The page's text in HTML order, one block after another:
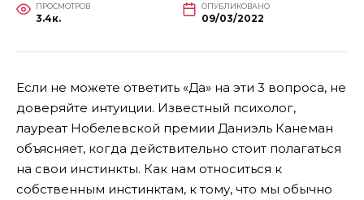
ПРОСМОТРОВ
3.4к.
ОПУБЛИКОВАНО
09/03/2022
Если не можете ответить «Да» на эти 3 вопроса, не
доверяйте интуиции. Известный психолог,
лауреат Нобелевской премии Даниэль Канеман
объясняет, когда действительно стоит полагаться
на свои инстинкты. Как нам относиться к
собственным инстинктам, к тому, что мы обычно